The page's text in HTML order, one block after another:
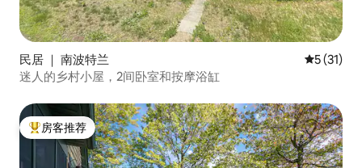
民居 ｜ 南波特兰 平均评分
5 (31)
迷人的乡村小屋，2间卧室和按摩浴缸
热门「房客推荐」
房客推荐